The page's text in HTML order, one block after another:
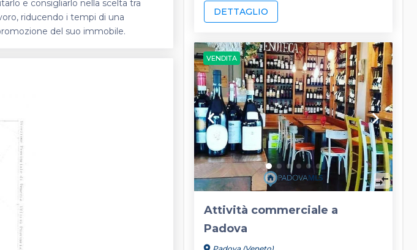
e consigliarlo nella scelta tra
riducendo i tempi di una
del suo immobile.
DETTAGLIO
VENDITA
keyboard_arrow_left keyboard_arrow_right
compare_arrows
Attività commerciale a
Padova